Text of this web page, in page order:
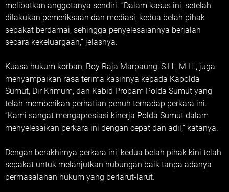
melibatkan anggotanya sendiri. “Dalam kasus ini, setelah
dilakukan pemeriksaan dan mediasi, kedua belah pihak
sepakat berdamai, sehingga penyelesaiannya berjalan
secara kekeluargaan,” jelasnya.
Kuasa hukum korban, Boy Raja Marpaung, S.H., M.H., juga
menyampaikan rasa terima kasihnya kepada Kapolda
Sumut, Dir Krimum, dan Kabid Propam Polda Sumut yang
telah memberikan perhatian penuh terhadap perkara ini.
“Kami sangat mengapresiasi kinerja Polda Sumut dalam
menyelesaikan perkara ini dengan cepat dan adil,” katanya.
Dengan berakhirnya perkara ini, kedua belah pihak kini telah
sepakat untuk melanjutkan hubungan baik tanpa adanya
permasalahan hukum yang berlarut-larut.